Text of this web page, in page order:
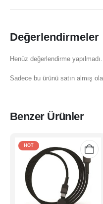
Değerlendirmeler
Henüz değerlendirme yapılmadı.
Sadece bu ürünü satın almış
Benzer Ürünler
HOT